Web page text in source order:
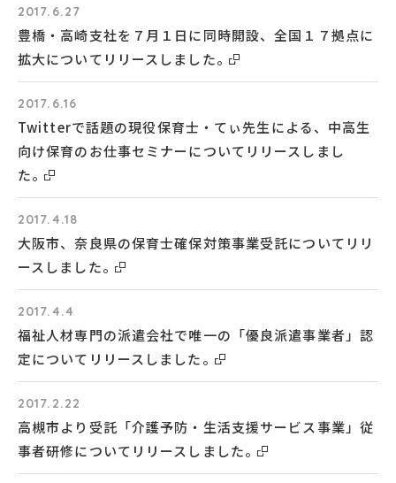
2017.6.27
豊橋・高崎支社を７月１日に同時開設、全国１７拠点に
拡大についてリリースしました。
2017.6.16
Twitterで話題の現役保育士・てぃ先生による、中高生
向け保育のお仕事セミナーについてリリースしまし
た。
2017.4.18
大阪市、奈良県の保育士確保対策事業受託についてリリ
ースしました。
2017.4.4
福祉人材専門の派遣会社で唯一の「優良派遣事業者」認
定についてリリースしました。
2017.2.22
高槻市より受託「介護予防・生活支援サービス事業」従
事者研修についてリリースしました。